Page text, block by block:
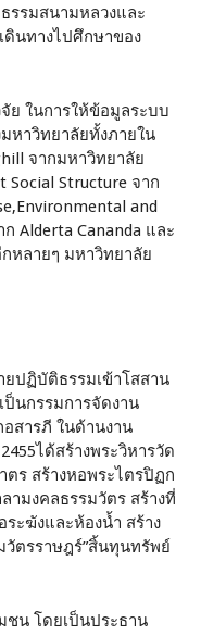
รรมสนามหลวงและ
ดินทางไปศึกษาของ
ย ในการให้ข้อมูลระบบ
หาวิทยาลัยทั้งภายใน
จากมหาวิทยาลัย
Social Structure จาก
and
Alderta Cananda และ
หลายๆ มหาวิทยาลัย
ยปฏิบัติธรรมเข้าโสสาน
นกรรมการจัดงาน
สารภี ในด้านงาน
ได้สร้างพระวิหารวัด
ตร สร้างหอพระไตรปิฏก
ามงคลธรรมวัตร สร้างที่
ะฆังและห้องน้ำ สร้าง
วัตรราษฎร์”สิ้นทุนทรัพย์
น โดยเป็นประธาน